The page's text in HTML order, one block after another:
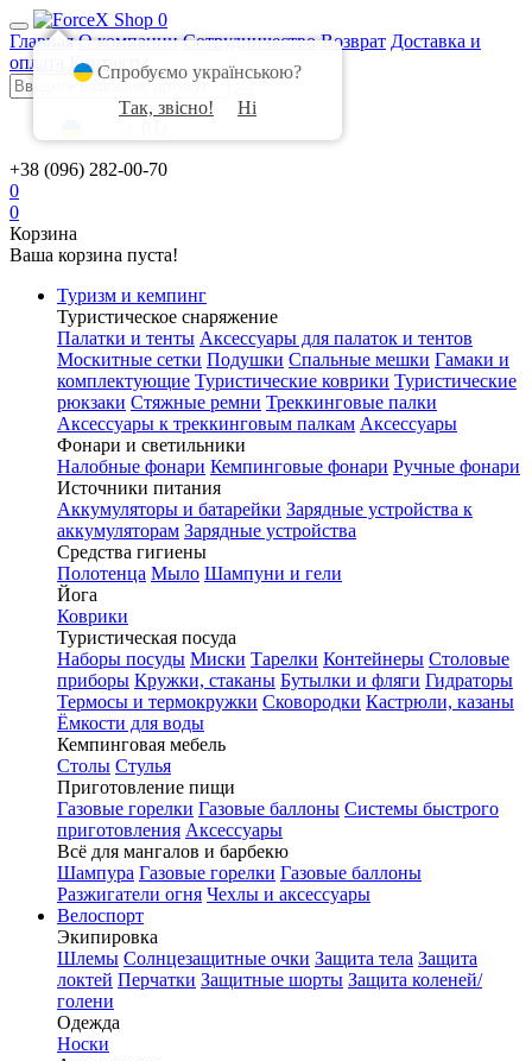
0
Главная О компании Сотрудничество Возврат Доставка и
оплата
Контакты
+38 (096) 282-00-70
0
0
Корзина
Ваша корзина пуста!
Туризм и кемпинг
Туристическое снаряжение
Палатки и тенты Аксессуары для палаток и тентов
Москитные сетки Подушки Спальные мешки Гамаки и
комплектующие Туристические коврики Туристические
рюкзаки Стяжные ремни Треккинговые палки
Аксессуары к треккинговым палкам Аксессуары
Фонари и светильники
Налобные фонари Кемпинговые фонари Ручные фонари
Источники питания
Аккумуляторы и батарейки Зарядные устройства к
аккумуляторам Зарядные устройства
Средства гигиены
Полотенца Мыло Шампуни и гели
Йога
Коврики
Туристическая посуда
Наборы посуды Миски Тарелки Контейнеры Столовые
приборы Кружки, стаканы Бутылки и фляги Гидраторы
Термосы и термокружки Сковородки Кастрюли, казаны
Ёмкости для воды
Кемпинговая мебель
Столы Стулья
Приготовление пищи
Газовые горелки Газовые баллоны Системы быстрого
приготовления Аксессуары
Всё для мангалов и барбекю
Шампура Газовые горелки Газовые баллоны
Разжигатели огня Чехлы и аксессуары
Велоспорт
Экипировка
Шлемы Солнцезащитные очки Защита тела Защита
локтей Перчатки Защитные шорты Защита коленей/
голени
Одежда
Носки
Спробуємо українською?
Так, звісно!
Ні